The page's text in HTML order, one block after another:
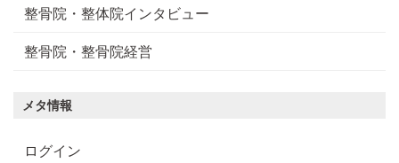
整骨院・整体院インタビュー
整骨院・整骨院経営
メタ情報
ログイン